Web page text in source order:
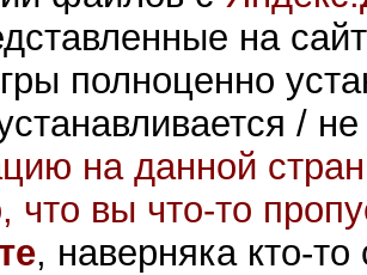
на
полноценно
/
на данной
что вы что-то
, наверняка кто-